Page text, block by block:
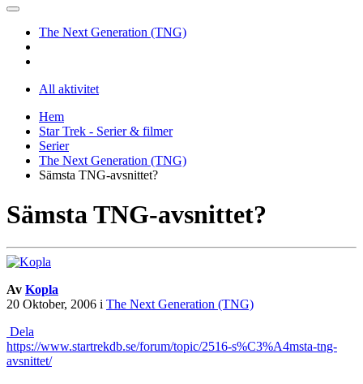
The Next Generation (TNG)
All aktivitet
Hem
Star Trek - Serier & filmer
Serier
The Next Generation (TNG)
Sämsta TNG-avsnittet?
Sämsta TNG-avsnittet?
Av Kopla
20 Oktober, 2006 i The Next Generation (TNG)
Dela
https://www.startrekdb.se/forum/topic/2516-s%C3%A4msta-tng-
avsnittet/